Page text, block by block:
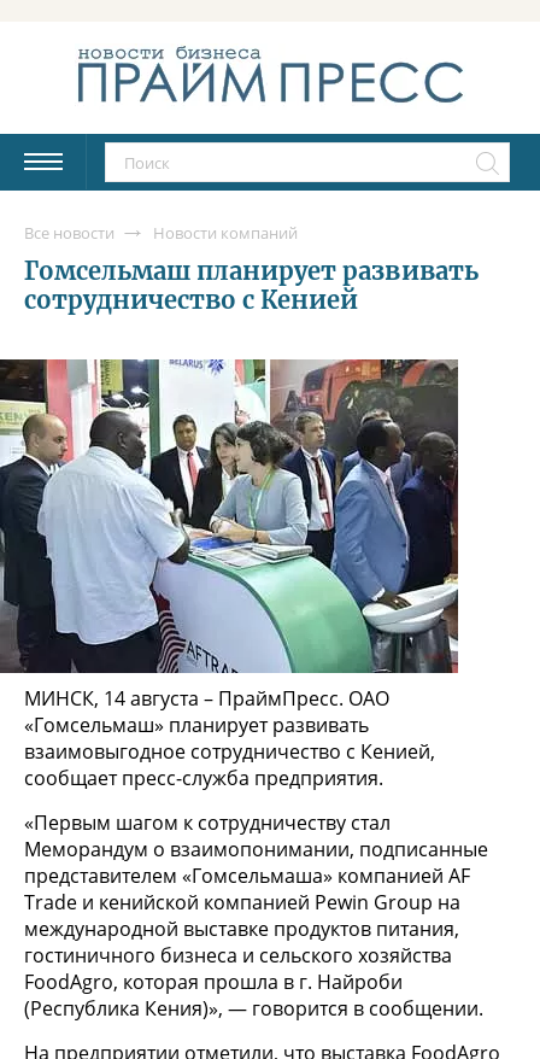
Все новости Новости компаний
Гомсельмаш планирует развивать
сотрудничество с Кенией
МИНСК, 14 августа – ПраймПресс. ОАО
«Гомсельмаш» планирует развивать
взаимовыгодное сотрудничество с Кенией,
сообщает пресс-служба предприятия.
«Первым шагом к сотрудничеству стал
Меморандум о взаимопонимании, подписанные
представителем «Гомсельмаша» компанией AF
Trade и кенийской компанией Pewin Group на
международной выставке продуктов питания,
гостиничного бизнеса и сельского хозяйства
FoodAgro, которая прошла в г. Найроби
(Республика Кения)», — говорится в сообщении.
На предприятии отметили, что выставка FoodAgro